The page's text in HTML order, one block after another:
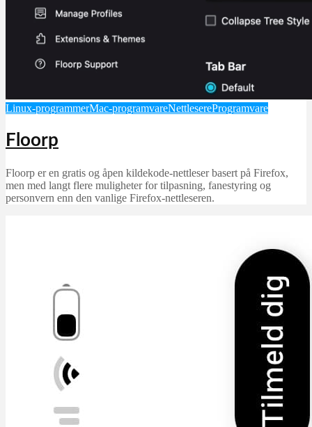
Linux-programmerMac-programvareNettlesereProgramvare
Floorp
Floorp er en gratis og åpen kildekode-nettleser basert på Firefox,
men med langt flere muligheter for tilpasning, fanestyring og
personvern enn den vanlige Firefox-nettleseren.